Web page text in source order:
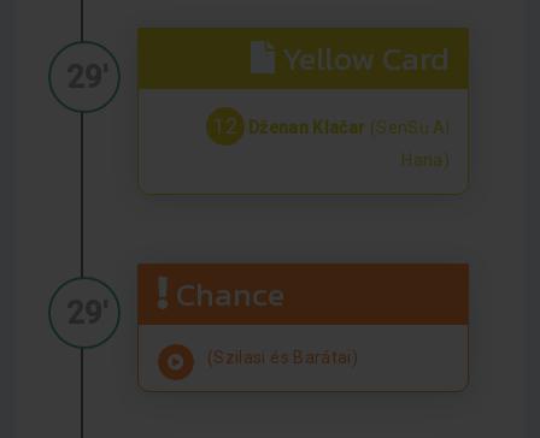
Yellow Card
12 Dženan Klačar (SenSu Al
Hana)
Chance
(Szilasi és Barátai)